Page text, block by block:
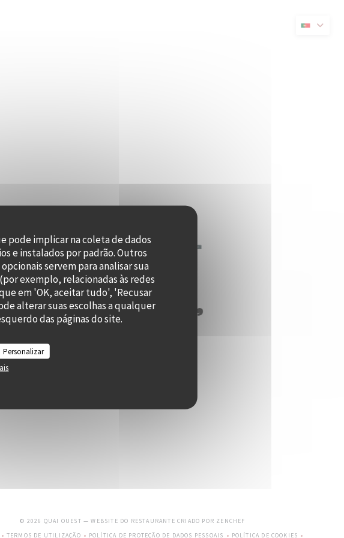
pode implicar na coleta de dados
e instalados por padrão. Outros
servem para analisar sua
exemplo, relacionadas às redes
em 'OK, aceitar tudo', 'Recusar
alterar suas escolhas a qualquer
das páginas do site.
Personalizar
((abre numa nova janela))
© 2026 QUAI OUEST — WEBSITE DO RESTAURANTE CRIADO POR ZENCHEF
TERMOS DE UTILIZAÇÃO
POLÍTICA DE PROTEÇÃO DE DADOS PESSOAIS
POLÍTICA DE COOKIES